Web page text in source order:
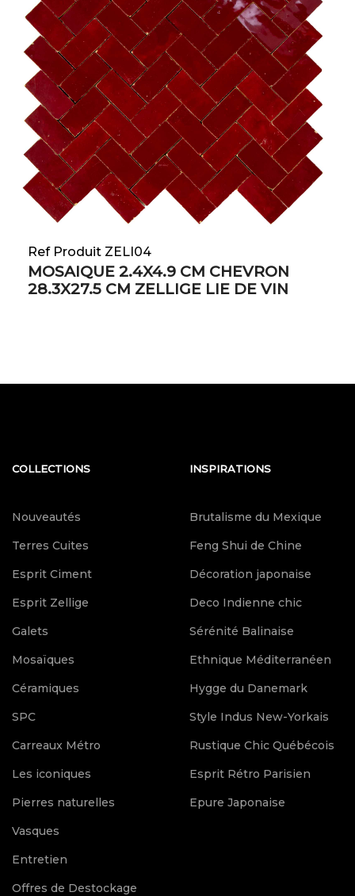
Ref Produit ZELI04
MOSAIQUE 2.4X4.9 CM CHEVRON
28.3X27.5 CM ZELLIGE LIE DE VIN
COLLECTIONS
Nouveautés
Terres Cuites
Esprit Ciment
Esprit Zellige
Galets
Mosaïques
Céramiques
SPC
Carreaux Métro
Les iconiques
Pierres naturelles
Vasques
Entretien
Offres de Destockage
INSPIRATIONS
Brutalisme du Mexique
Feng Shui de Chine
Décoration japonaise
Deco Indienne chic
Sérénité Balinaise
Ethnique Méditerranéen
Hygge du Danemark
Style Indus New-Yorkais
Rustique Chic Québécois
Esprit Rétro Parisien
Epure Japonaise